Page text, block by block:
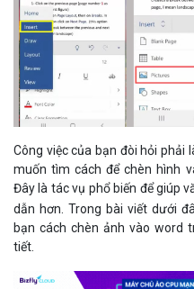
Công việc của bạn đòi hỏi phải
muốn tìm cách để chèn hình
Đây là tác vụ phổ biến để giúp
dẫn hơn. Trong bài viết dưới
bạn cách chèn ảnh vào word
tiết.